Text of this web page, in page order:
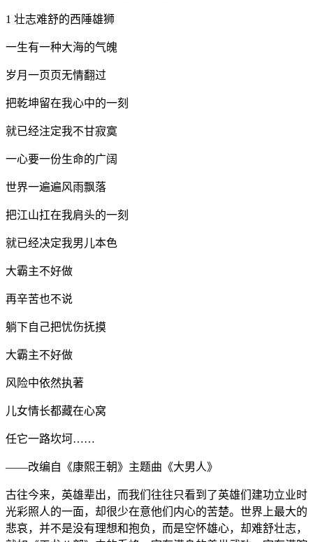
1 壮志难舒的西陲雄狮
一生有一种大海的气魄
岁月一页页无情翻过
把乾坤留在我心中的一刻
就已经注定我不甘寂寞
一心要一份生命的广阔
世界一遍遍风雨飘落
把江山扛在我肩头的一刻
就已经决定我男儿本色
大霸主不好做
再辛苦也不说
躺下自己把忧伤抚摸
大霸主不好做
风险中依然执著
儿女情长都藏在心窝
任它一路坎坷……
——改编自《康熙王朝》主题曲《大男人》
古往今来，英雄辈出，而我们往往只看到了英雄们建功立业时
光彩照人的一面，却很少在意他们内心的苦楚。世界上最大的
悲哀，并不是没有理想和抱负，而是空怀雄心，却难舒壮志，